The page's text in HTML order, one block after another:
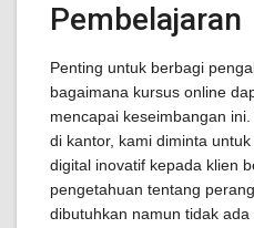
Pembelajaran
Penting untuk berbagi
bagaimana kursus online
mencapai keseimbangan
di kantor, kami diminta
digital inovatif kepada klien
pengetahuan tentang
dibutuhkan namun tidak